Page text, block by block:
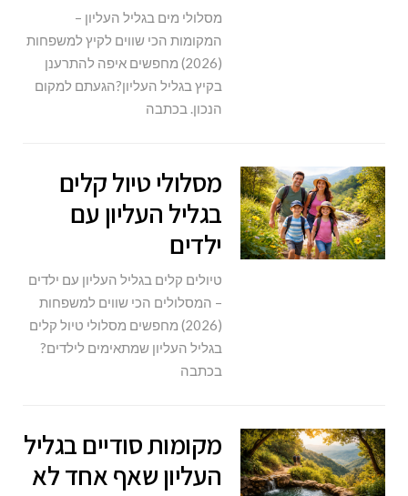
מסלולי מים בגליל העליון –
המקומות הכי שווים לקיץ למשפחות
(2026) מחפשים איפה להתרענן
בקיץ בגליל העליון?הגעתם למקום
הנכון. בכתבה
מסלולי טיול קלים
בגליל העליון עם
ילדים
טיולים קלים בגליל העליון עם ילדים
– המסלולים הכי שווים למשפחות
(2026) מחפשים מסלולי טיול קלים
בגליל העליון שמתאימים לילדים?
בכתבה
מקומות סודיים בגליל
העליון שאף אחד לא